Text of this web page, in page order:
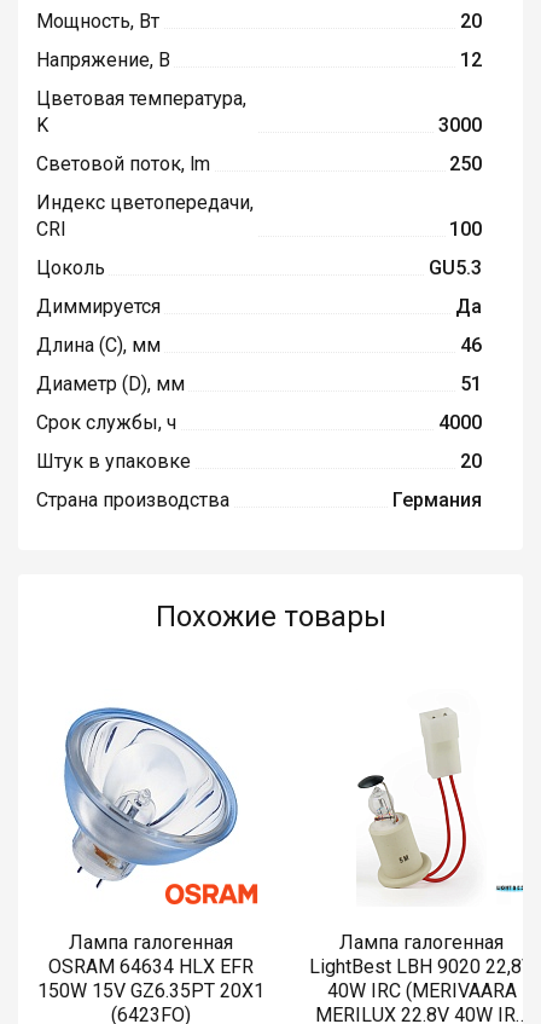
Мощность, Вт
20
Напряжение, В
12
Цветовая температура,
K
3000
Световой поток, lm
250
Индекс цветопередачи,
CRI
100
Цоколь
GU5.3
Диммируется
Да
Длина (C), мм
46
Диаметр (D), мм
51
Срок службы, ч
4000
Штук в упаковке
20
Страна производства
Германия
Похожие товары
Лампа галогенная
OSRAM 64634 HLX EFR
150W 15V GZ6.35PT 20X1
(6423FO)
Лампа галогенная
LightBest LBH 9020 22,8V
40W IRC (MERIVAARA
MERILUX 22.8V 40W IRC